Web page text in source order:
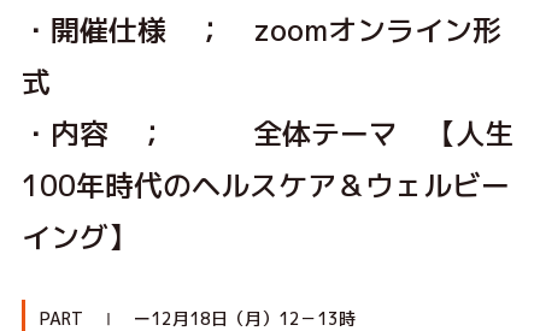
・開催仕様 ； zoomオンライン形
式
・内容 ； 全体テーマ 【人生
100年時代のヘルスケア＆ウェルビー
イング】
PART Ⅰ ー12月18日（月）12－13時